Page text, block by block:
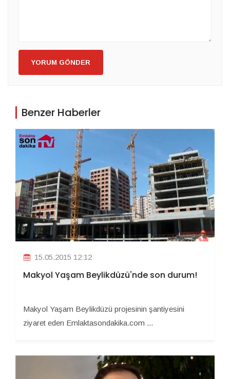
YORUM GÖNDER
Benzer Haberler
15.05.2015 12:12
Makyol Yaşam Beylikdüzü'nde son durum!
Makyol Yaşam Beylikdüzü projesinin şantiyesini
ziyaret eden Emlaktasondakika.com ...